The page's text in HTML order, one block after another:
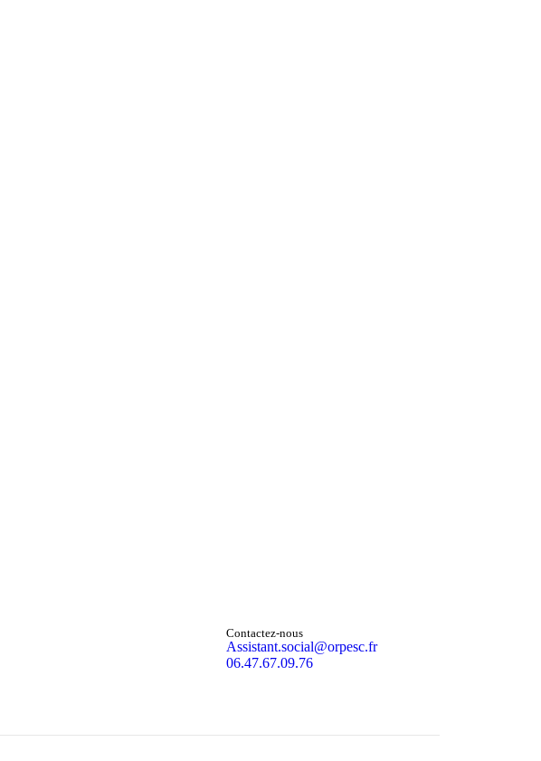
Contactez-nous
Assistant.social@orpesc.fr
06.47.67.09.76